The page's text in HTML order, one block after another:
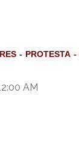
PROTESTA
AM